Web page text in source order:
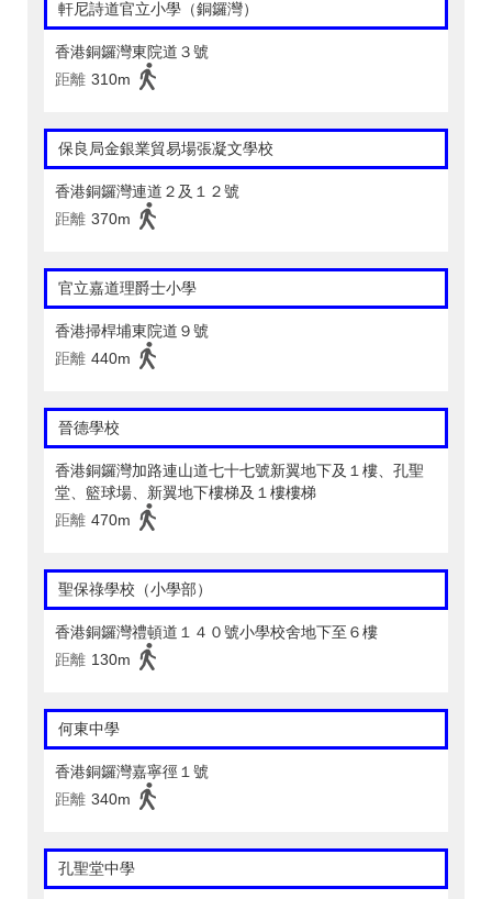
軒尼詩道官立小學（銅鑼灣）
香港銅鑼灣東院道３號
距離 310m
保良局金銀業貿易場張凝文學校
香港銅鑼灣連道２及１２號
距離 370m
官立嘉道理爵士小學
香港掃桿埔東院道９號
距離 440m
晉德學校
香港銅鑼灣加路連山道七十七號新翼地下及１樓、孔聖
堂、籃球場、新翼地下樓梯及１樓樓梯
距離 470m
聖保祿學校（小學部）
香港銅鑼灣禮頓道１４０號小學校舍地下至６樓
距離 130m
何東中學
香港銅鑼灣嘉寧徑１號
距離 340m
孔聖堂中學